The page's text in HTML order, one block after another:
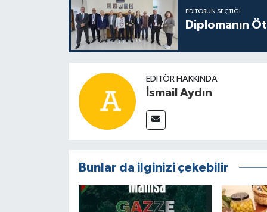
EDITÖRÜN SEÇTIĞI
Diplomanın
EDITÖR HAKKINDA
İsmail Aydın
Bunlar da ilginizi çekebilir